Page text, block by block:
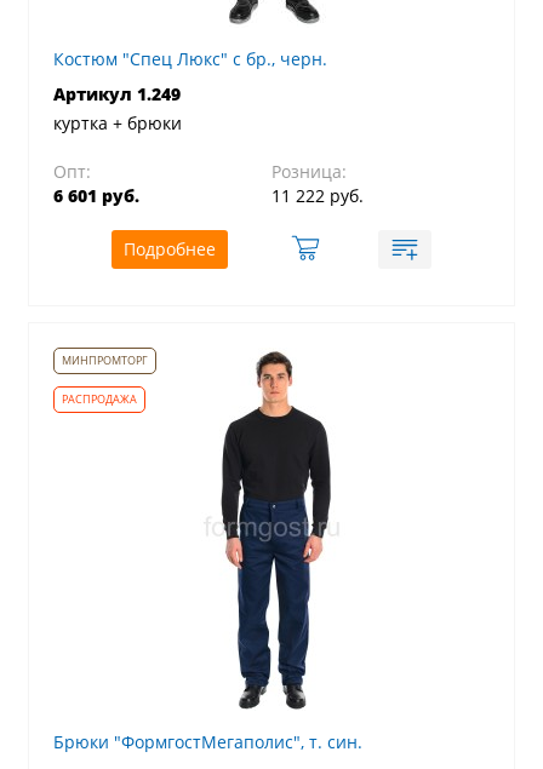
Костюм "Спец Люкс" с бр., черн.
Артикул 1.249
куртка + брюки
Опт:
6 601 руб.
Розница:
11 222 руб.
Подробнее
Брюки "ФормгостМегаполис", т. син.